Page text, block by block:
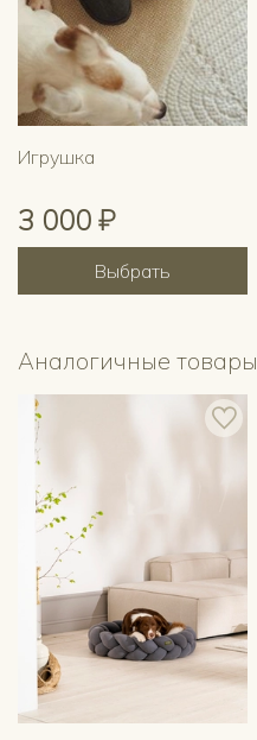
Игрушка
3 000 ₽
Выбрать
Аналогичные товары